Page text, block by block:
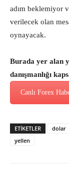
adım beklemiyor
verilecek olan
oynayacak.
Burada yer alan
danışmanlığı
Canlı Forex
ETİKETLER dolar
yellen